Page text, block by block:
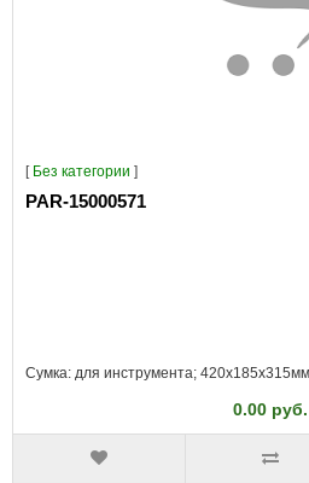
[ Без категории ]
PAR-15000571
Сумка: для инструмента;
0.00 руб.